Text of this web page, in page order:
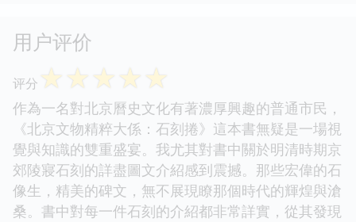
用户评价
评分 ☆☆☆☆☆
作為一名對北京曆史文化有著濃厚興趣的普通市民，
《北京文物精粹大係：石刻捲》這本書無疑是一場視
覺與知識的雙重盛宴。我尤其對書中關於明清時期京
郊陵寢石刻的詳盡圖文介紹感到震撼。那些宏偉的石
像生，精美的碑文，無不展現瞭那個時代的輝煌與滄
桑。書中對每一件石刻的介紹都非常詳實，從其發現